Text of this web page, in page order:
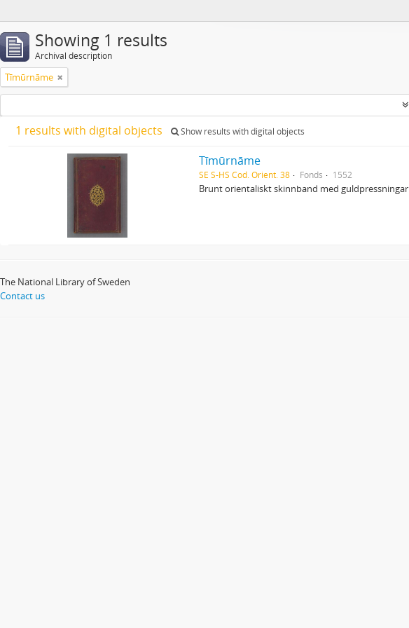
Showing 1 results
Archival description
Tīmūrnāme
1 results with digital objects Show results with digital objects
Tīmūrnāme
SE S-HS Cod. Orient. 38 Fonds 1552
Brunt orientaliskt skinnband med guldpressningar
The National Library of Sweden
Contact us